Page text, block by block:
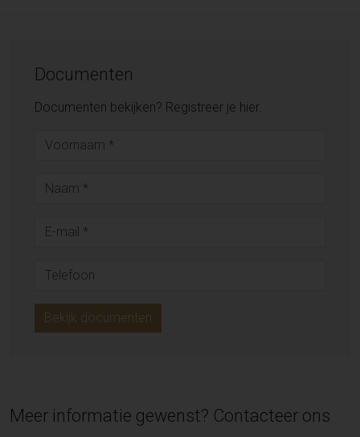
Documenten
Documenten bekijken? Registreer je hier.
Bekijk documenten
Meer informatie gewenst? Contacteer ons